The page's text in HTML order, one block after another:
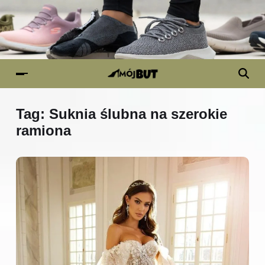
Tag: Suknia ślubna na szerokie
ramiona